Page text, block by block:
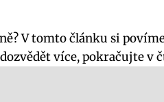
V tomto článku si
více, pokračujte v